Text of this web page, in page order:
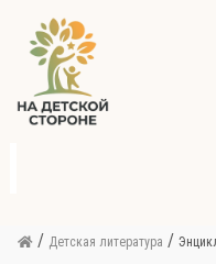
/ Детская литература /